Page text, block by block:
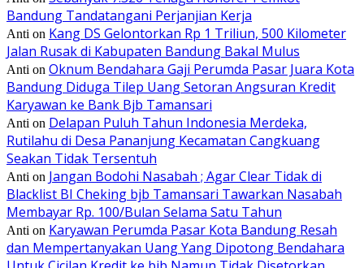
Bandung Tandatangani Perjanjian Kerja
Anti on Kang DS Gelontorkan Rp 1 Triliun, 500 Kilometer
Jalan Rusak di Kabupaten Bandung Bakal Mulus
Anti on Oknum Bendahara Gaji Perumda Pasar Juara Kota
Bandung Diduga Tilep Uang Setoran Angsuran Kredit
Karyawan ke Bank Bjb Tamansari
Anti on Delapan Puluh Tahun Indonesia Merdeka,
Rutilahu di Desa Pananjung Kecamatan Cangkuang
Seakan Tidak Tersentuh
Anti on Jangan Bodohi Nasabah ; Agar Clear Tidak di
Blacklist BI Cheking bjb Tamansari Tawarkan Nasabah
Membayar Rp. 100/Bulan Selama Satu Tahun
Anti on Karyawan Perumda Pasar Kota Bandung Resah
dan Mempertanyakan Uang Yang Dipotong Bendahara